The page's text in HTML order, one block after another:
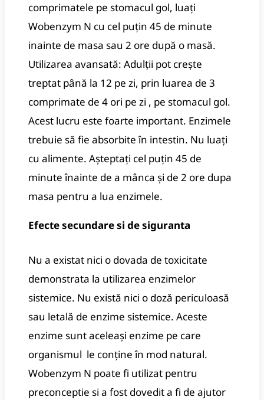
comprimatele pe stomacul gol, luați
Wobenzym N cu cel puțin 45 de minute
inainte de masa sau 2 ore după o masă.
Utilizarea avansată: Adulții pot crește
treptat până la 12 pe zi, prin luarea de 3
comprimate de 4 ori pe zi , pe stomacul gol.
Acest lucru este foarte important. Enzimele
trebuie să fie absorbite în intestin. Nu luați
cu alimente. Așteptați cel puțin 45 de
minute înainte de a mânca și de 2 ore dupa
masa pentru a lua enzimele.
Efecte secundare si de siguranta
Nu a existat nici o dovada de toxicitate
demonstrata la utilizarea enzimelor
sistemice. Nu există nici o doză periculoasă
sau letală de enzime sistemice. Aceste
enzime sunt aceleași enzime pe care
organismul le conține în mod natural.
Wobenzym N poate fi utilizat pentru
preconceptie si a fost dovedit a fi de ajutor